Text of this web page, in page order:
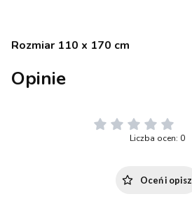
Rozmiar 110 x 170 cm
Opinie
Liczba ocen: 0
Oceń i opisz